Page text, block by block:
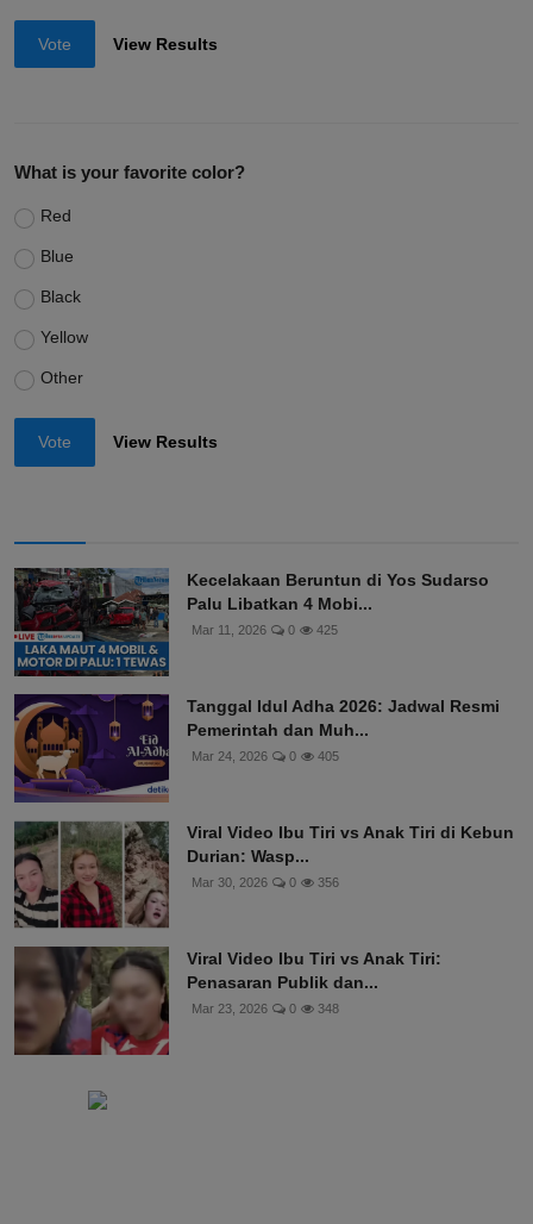
Vote View Results
What is your favorite color?
Red
Blue
Black
Yellow
Other
Vote View Results
Kecelakaan Beruntun di Yos Sudarso
Palu Libatkan 4 Mobi...
Mar 11, 2026 0 425
Tanggal Idul Adha 2026: Jadwal Resmi
Pemerintah dan Muh...
Mar 24, 2026 0 405
Viral Video Ibu Tiri vs Anak Tiri di Kebun
Durian: Wasp...
Mar 30, 2026 0 356
Viral Video Ibu Tiri vs Anak Tiri:
Penasaran Publik dan...
Mar 23, 2026 0 348